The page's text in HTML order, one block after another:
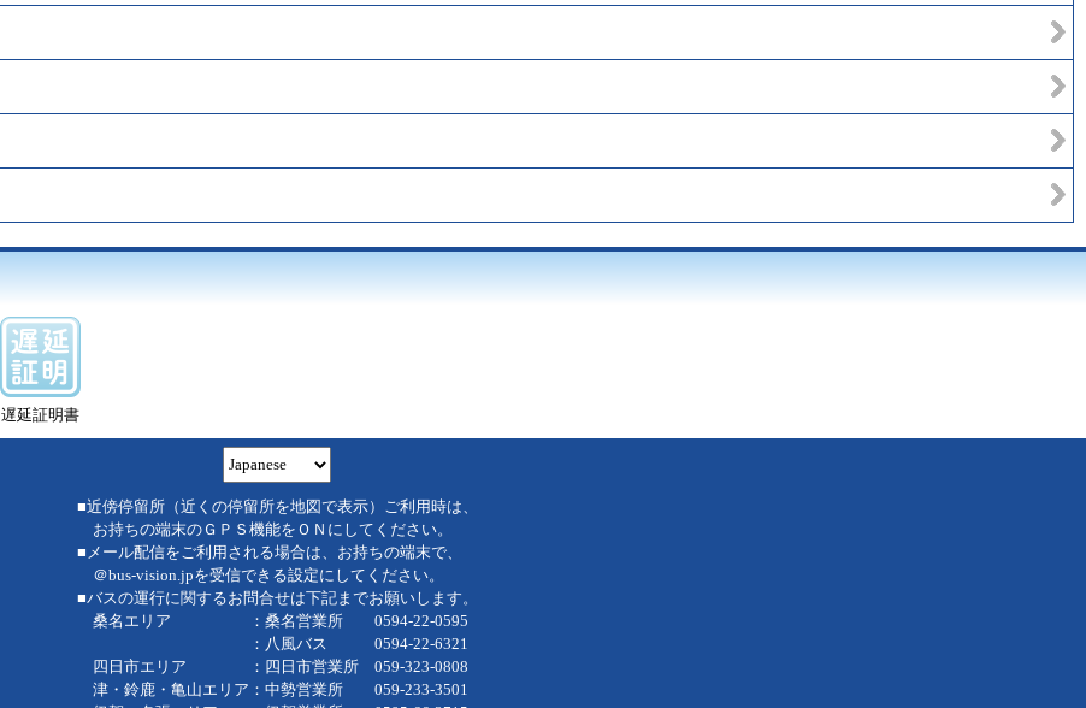
遅延証明書
■近傍停留所（近くの停留所を地図で表示）ご利用時は、
お持ちの端末のＧＰＳ機能をＯＮにしてください。
■メール配信をご利用される場合は、お持ちの端末で、
＠bus-vision.jpを受信できる設定にしてください。
■バスの運行に関するお問合せは下記までお願いします。
桑名エリア ：桑名営業所 0594-22-0595
：八風バス 0594-22-6321
四日市エリア ：四日市営業所 059-323-0808
津・鈴鹿・亀山エリア：中勢営業所 059-233-3501